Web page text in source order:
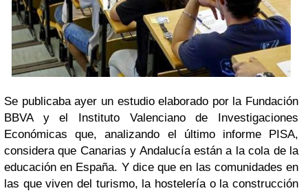
Se publicaba ayer un estudio elaborado por la Fundación
BBVA y el Instituto Valenciano de Investigaciones
Económicas que, analizando el último informe PISA,
considera que Canarias y Andalucía están a la cola de la
educación en España. Y dice que en las comunidades en
las que viven del turismo, la hostelería o la construcción